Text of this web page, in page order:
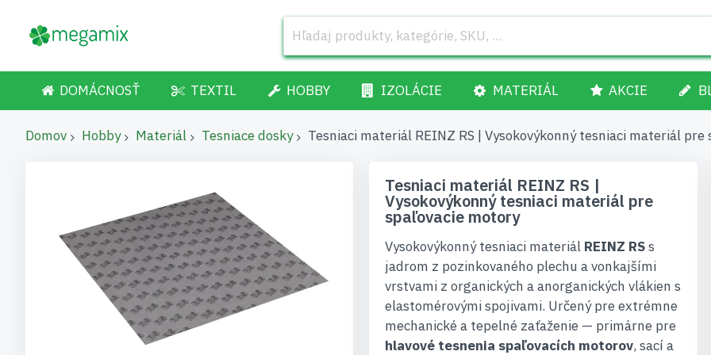
DOMÁCNOSŤ TEXTIL HOBBY IZOLÁCIE MATERIÁL AKCIE
Domov Hobby Materiál Tesniace dosky Tesniaci materiál REINZ RS | Vysokovýkonný tesniaci materiál pre
koniec
galérie
obrázkov
Tesniaci materiál REINZ RS |
Vysokovýkonný tesniaci materiál pre
spaľovacie motory
Vysokovýkonný tesniaci materiál REINZ RSs
jadrom z pozinkovaného plechu a vonkajšími
vrstvami z organických a anorganických vlákien s
elastomérovými spojivami. Určený pre extrémne
mechanické a tepelné zaťaženie — primárne pre
hlavové tesnenia spaľovacích motorov, sací a